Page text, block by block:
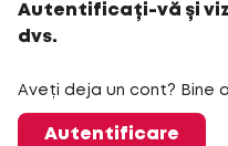
Autentificați-vă și
dvs.
Aveți deja un cont? Bine
Autentificare